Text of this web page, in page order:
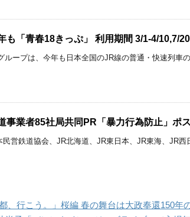
も「青春18きっぷ」 利用期間 3/1-4/10,7/
ループは、今年も日本全国のJR線の普通・快速列車
事業者85社局共同PR「暴力行為防止」ポ
民営鉄道協会、JR北海道、JR東日本、JR東海、JR
都、行こう。」桜編 春の舞台は大政奉還150年